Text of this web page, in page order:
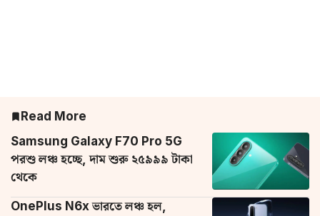
Read More
Samsung Galaxy F70 Pro 5G
পরশু লঞ্চ হচ্ছে, দাম শুরু ২৫৯৯৯ টাকা
থেকে
OnePlus N6x ভারতে লঞ্চ হল,